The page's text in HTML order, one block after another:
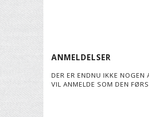
ANMELDELSER
DER ER ENDNU IKKE NOGEN
VIL ANMELDE SOM DEN